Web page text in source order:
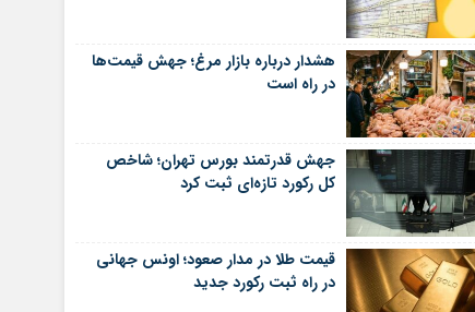
هشدار درباره بازار مرغ؛ جهش قیمت‌ها
در راه است
جهش قدرتمند بورس تهران؛ شاخص
کل رکورد تازه‌ای ثبت کرد
قیمت طلا در مدار صعود؛ اونس جهانی
در راه ثبت رکورد جدید